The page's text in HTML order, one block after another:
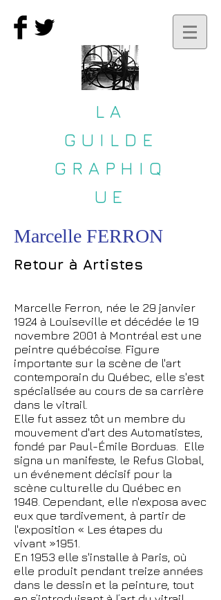
LA
GUILDE
GRAPHIQ
UE
Marcelle FERRON
Retour à Artistes
Marcelle Ferron, née le 29 janvier
1924 à Louiseville et décédée le 19
novembre 2001 à Montréal est une
peintre québécoise. Figure
importante sur la scène de l'art
contemporain du Québec, elle s'est
spécialisée au cours de sa carrière
dans le vitrail.
Elle fut assez tôt un membre du
mouvement d'art des Automatistes,
fondé par Paul-Émile Borduas. Elle
signa un manifeste, le Refus Global,
un événement décisif pour la
scène culturelle du Québec en
1948. Cependant, elle n'exposa avec
eux que tardivement, à partir de
l'exposition « Les étapes du
vivant »1951.
En 1953 elle s'installe à Paris, où
elle produit pendant treize années
dans le dessin et la peinture, tout